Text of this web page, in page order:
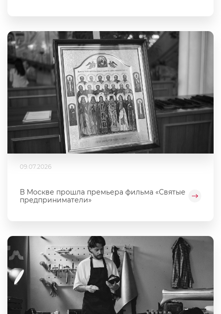
09.07.2026
В Москве прошла премьера фильма «Святые
предприниматели»